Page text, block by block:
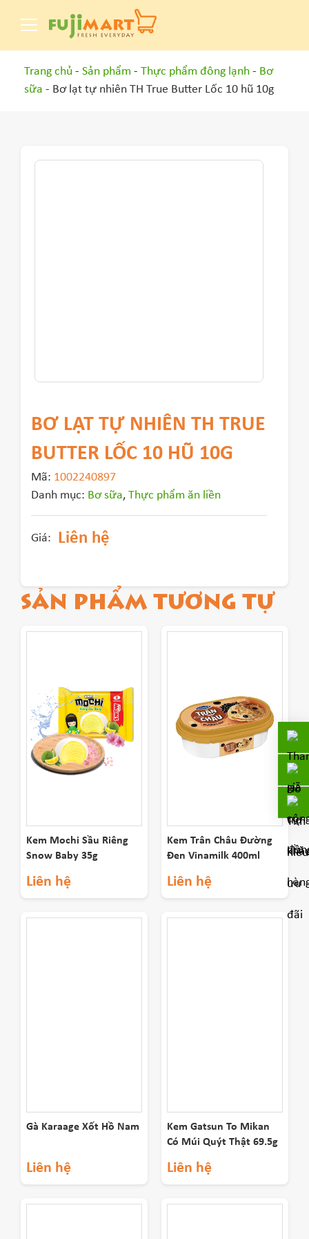
Trang chủ - Sản phẩm - Thực phẩm đông lạnh - Bơ
sữa - Bơ lạt tự nhiên TH True Butter Lốc 10 hũ 10g
BƠ LẠT TỰ NHIÊN TH TRUE
BUTTER LỐC 10 HŨ 10G
Mã: 1002240897
Danh mục: Bơ sữa, Thực phẩm ăn liền
Giá: Liên hệ
SẢN PHẨM TƯƠNG TỰ
Kem Mochi Sầu Riêng
Snow Baby 35g
Liên hệ
Kem Trân Châu Đường
Đen Vinamilk 400ml
Liên hệ
Gà Karaage Xốt Hồ Nam
Liên hệ
Kem Gatsun To Mikan
Có Múi Quýt Thật 69.5g
Liên hệ